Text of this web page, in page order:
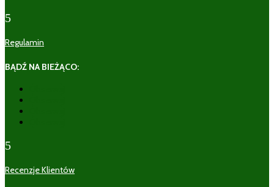
5
Regulamin
BĄDŹ NA BIEŻĄCO:
5
Recenzje Klientów